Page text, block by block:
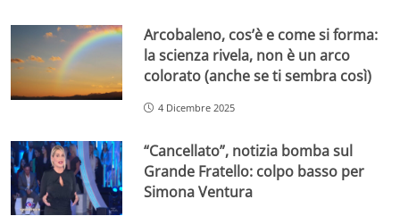
Arcobaleno, cos’è e come si forma:
la scienza rivela, non è un arco
colorato (anche se ti sembra così)
4 Dicembre 2025
“Cancellato”, notizia bomba sul
Grande Fratello: colpo basso per
Simona Ventura